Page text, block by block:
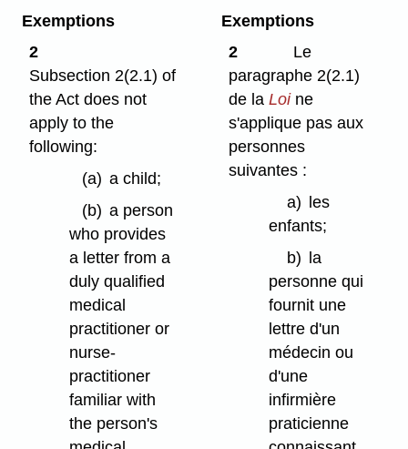
Exemptions
2
Subsection 2(2.1) of
the Act does not
apply to the
following:
(a) a child;
(b) a person
who provides
a letter from a
duly qualified
medical
practitioner or
nurse-
practitioner
familiar with
the person's
Exemptions
2
Le
paragraphe 2(2.1)
de laLoine
s'applique pas aux
personnes
suivantes :
a)
les
enfants;
b) la
personne qui
fournit une
lettre d'un
médecin ou
d'une
infirmière
praticienne